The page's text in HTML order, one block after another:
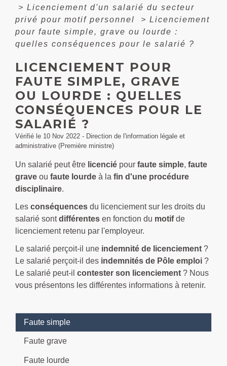
> Licenciement d'un salarié du secteur
privé pour motif personnel
> Licenciement
pour faute simple, grave ou lourde :
quelles conséquences pour le salarié ?
LICENCIEMENT POUR
FAUTE SIMPLE, GRAVE
OU LOURDE : QUELLES
CONSÉQUENCES POUR LE
SALARIÉ ?
Vérifié le 10 Nov 2022 - Direction de l'information légale et
administrative (Première ministre)
Un salarié peut être licencié pour faute simple, faute
grave ou faute lourde à la fin d'une procédure
disciplinaire.
Les conséquences du licenciement sur les droits du
salarié sontdifférentes en fonction du motifde
licenciement retenu par l'employeur.
Le salarié perçoit-il une indemnité de licenciement ?
Le salarié perçoit-il des indemnités de Pôle emploi ?
Le salarié peut-il contester son licenciement ? Nous
vous présentons les différentes informations à retenir.
Faute simple
Faute grave
Faute lourde